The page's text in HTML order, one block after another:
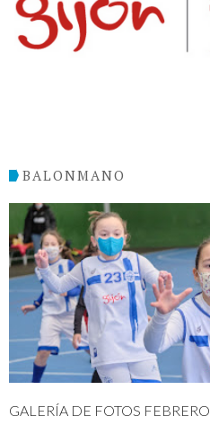
BALONMANO
GALERÍA DE FOTOS FEBRERO